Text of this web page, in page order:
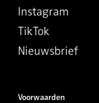
Instagram
TikTok
Nieuwsbrief
Voorwaarden